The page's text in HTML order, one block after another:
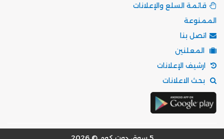
قائمة السلع والإعلانات
الممنوعة
اتصل بنا
المعلنين
ارشيف الإعلانات
بحث الاعلانات